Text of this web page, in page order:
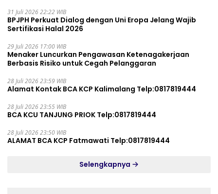
31 Juli 2026 22:22 WIB
BPJPH Perkuat Dialog dengan Uni Eropa Jelang Wajib
Sertifikasi Halal 2026
29 Juli 2026 17:00 WIB
Menaker Luncurkan Pengawasan Ketenagakerjaan
Berbasis Risiko untuk Cegah Pelanggaran
28 Juli 2026 23:59 WIB
Alamat Kontak BCA KCP Kalimalang Telp:0817819444
28 Juli 2026 23:55 WIB
BCA KCU TANJUNG PRIOK Telp:0817819444
28 Juli 2026 23:50 WIB
ALAMAT BCA KCP Fatmawati Telp:0817819444
Selengkapnya